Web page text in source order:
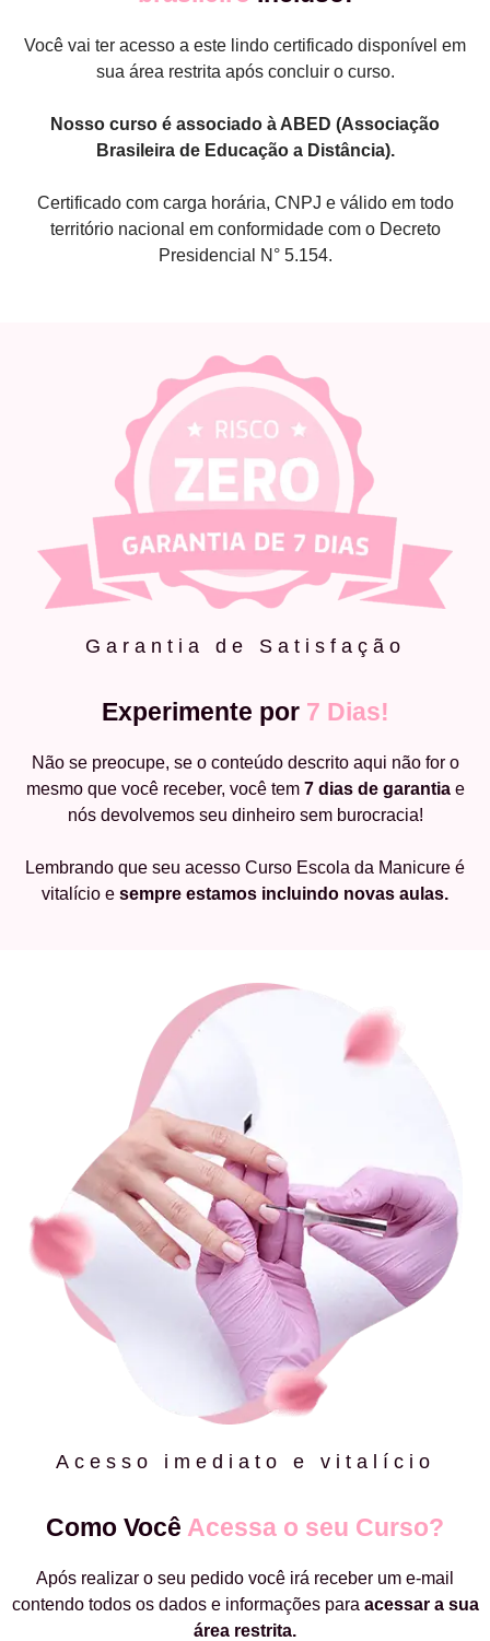
Você vai ter acesso a este lindo certificado disponível em
sua área restrita após concluir o curso.
Nosso curso é associado à ABED (Associação
Brasileira de Educação a Distância).
Certificado com carga horária, CNPJ e válido em todo
território nacional em conformidade com o Decreto
Presidencial N° 5.154.
Garantia de Satisfação
Experimente por 7 Dias!
Não se preocupe, se o conteúdo descrito aqui não for o
mesmo que você receber, você tem 7 dias de garantiae
nós devolvemos seu dinheiro sem burocracia!
Lembrando que seu acesso Curso Escola da Manicure é
vitalício e sempre estamos incluindo novas aulas.
Acesso imediato e vitalício
Como Você Acessa o seu Curso?
Após realizar o seu pedido você irá receber um e-mail
contendo todos os dados e informações para acessar a sua
área restrita.